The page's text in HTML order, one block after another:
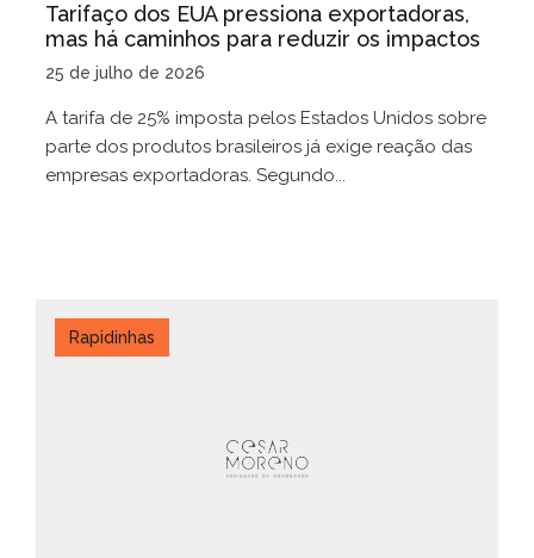
Tarifaço dos EUA pressiona exportadoras,
mas há caminhos para reduzir os impactos
25 de julho de 2026
A tarifa de 25% imposta pelos Estados Unidos sobre
parte dos produtos brasileiros já exige reação das
empresas exportadoras. Segundo...
Rapidinhas